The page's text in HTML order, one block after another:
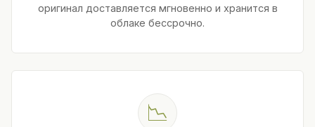
оригинал доставляется мгновенно и хранится в
облаке бессрочно.
📉